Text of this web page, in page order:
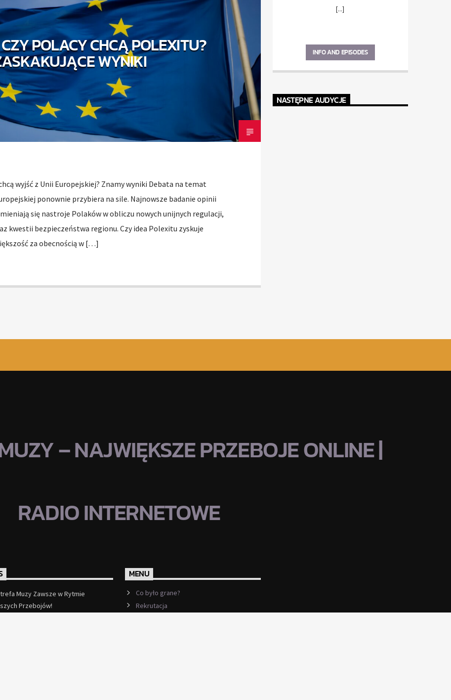
POLACY CHCĄ POLEXITU?
WYNIKI
wyjść z Unii Europejskiej? Znamy wyniki Debata na temat
ponownie przybiera na sile. Najnowsze badanie opinii
się nastroje Polaków w obliczu nowych unijnych regulacji,
kwestii bezpieczeństwa regionu. Czy idea Polexitu zyskuje
za obecnością w […]
[...]
INFO AND EPISODES
NASTĘPNE AUDYCJE
– NAJWIĘKSZE PRZEBOJE ONLINE |
RADIO INTERNETOWE
Muzy Zawsze w Rytmie
Przebojów!
MENU
Co było grane?
Rekrutacja